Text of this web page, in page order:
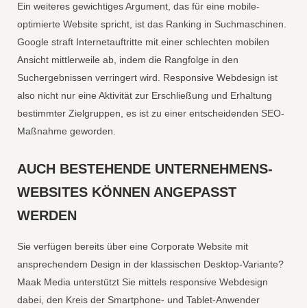
Ein weiteres gewichtiges Argument, das für eine mobile-
optimierte Website spricht, ist das Ranking in Suchmaschinen.
Google straft Internetauftritte mit einer schlechten mobilen
Ansicht mittlerweile ab, indem die Rangfolge in den
Suchergebnissen verringert wird. Responsive Webdesign ist
also nicht nur eine Aktivität zur Erschließung und Erhaltung
bestimmter Zielgruppen, es ist zu einer entscheidenden SEO-
Maßnahme geworden.
AUCH BESTEHENDE UNTERNEHMENS-
WEBSITES KÖNNEN ANGEPASST
WERDEN
Sie verfügen bereits über eine Corporate Website mit
ansprechendem Design in der klassischen Desktop-Variante?
Maak Media unterstützt Sie mittels responsive Webdesign
dabei, den Kreis der Smartphone- und Tablet-Anwender